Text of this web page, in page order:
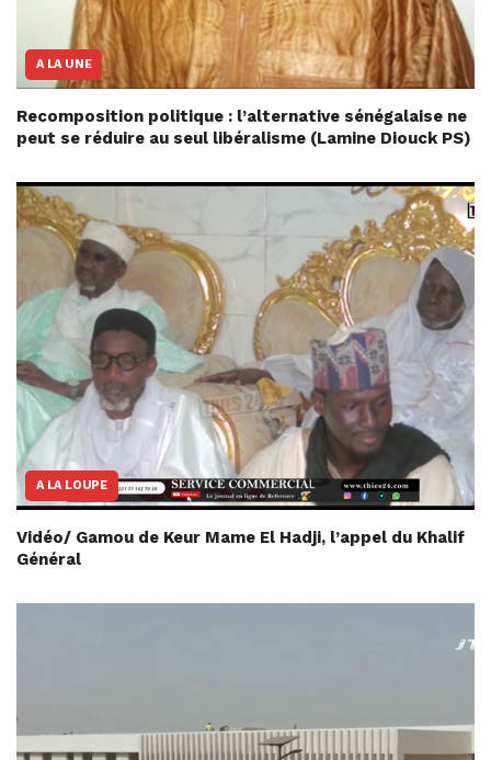
A LA UNE
Recomposition politique : l’alternative sénégalaise ne
peut se réduire au seul libéralisme (Lamine Diouck PS)
A LA LOUPE
Vidéo/ Gamou de Keur Mame El Hadji, l’appel du Khalif
Général